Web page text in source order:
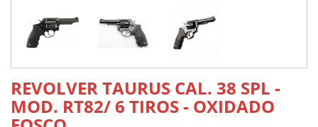
REVOLVER TAURUS CAL. 38 SPL -
MOD. RT82/ 6 TIROS - OXIDADO